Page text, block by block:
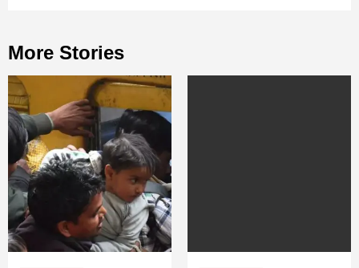
More Stories